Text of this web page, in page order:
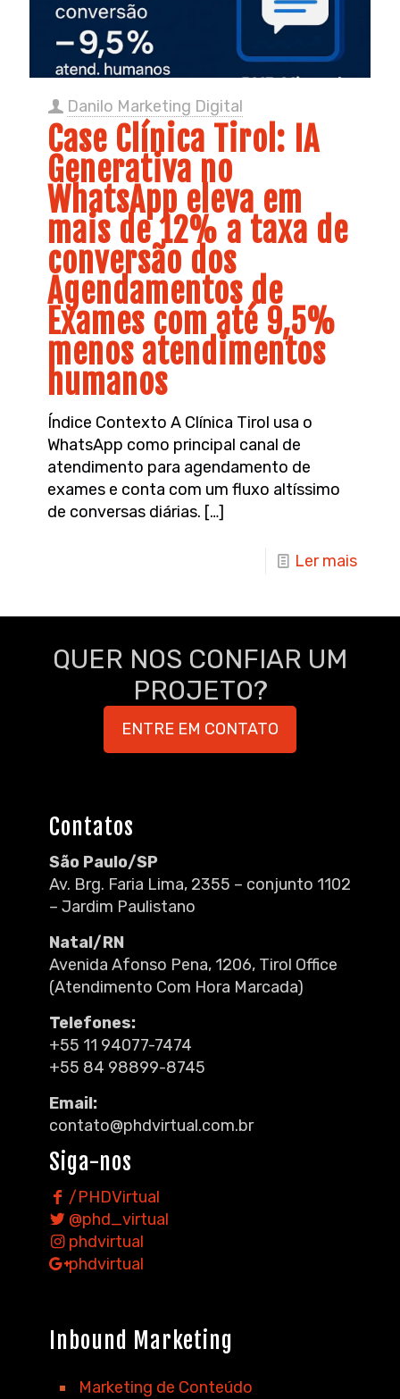
Danilo Marketing Digital
Case Clínica Tirol: IA
Generativa no
WhatsApp eleva em
mais de 12% a taxa de
conversão dos
Agendamentos de
Exames com até 9,5%
menos atendimentos
humanos
Índice Contexto A Clínica Tirol usa o
WhatsApp como principal canal de
atendimento para agendamento de
exames e conta com um fluxo altíssimo
de conversas diárias. […]
Ler mais
QUER NOS CONFIAR UM
PROJETO?
ENTRE EM CONTATO
Contatos
São Paulo/SP
Av. Brg. Faria Lima, 2355 – conjunto 1102
– Jardim Paulistano
Natal/RN
Avenida Afonso Pena, 1206, Tirol Office
(Atendimento Com Hora Marcada)
Telefones:
+55 11 94077-7474
+55 84 98899-8745
Email:
contato@phdvirtual.com.br
Siga-nos
/PHDVirtual
@phd_virtual
phdvirtual
phdvirtual
Inbound Marketing
Marketing de Conteúdo